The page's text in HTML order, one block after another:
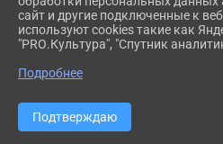
2026 Г.
ВХОД
КАРТА САЙТА
СДЕЛАНО НА KUBCMS
РАЗРАБОТКА И ПОДДЕРЖКА
сайт и другие подключенные к
используют cookies такие как
"PRO.Культура", "Спутник
Подробнее
Подтверждаю